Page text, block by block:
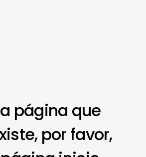
página que
por favor,